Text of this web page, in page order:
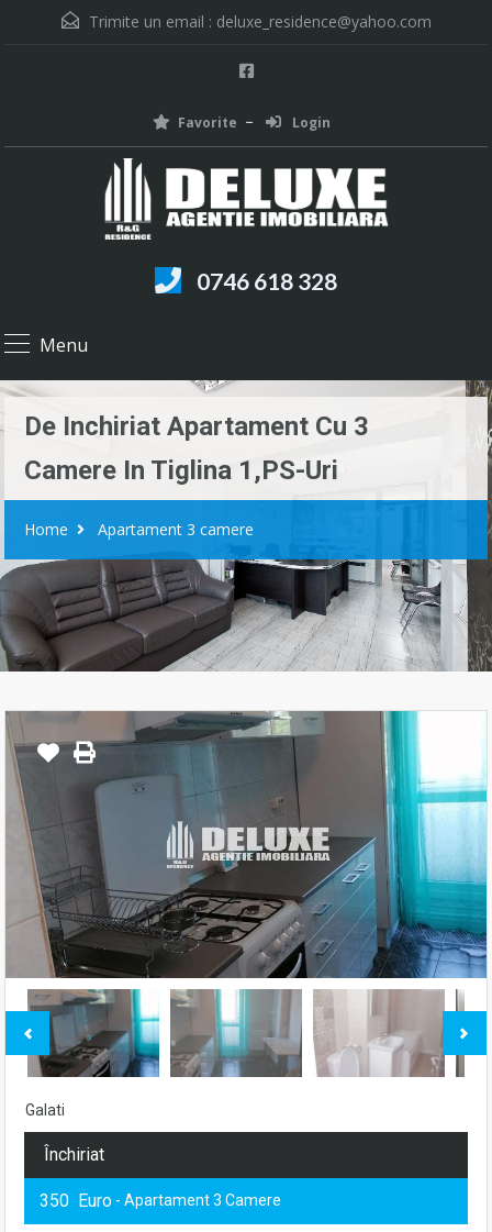
Trimite un email : deluxe_residence@yahoo.com
Favorite Login
0746 618 328
Menu
De Inchiriat Apartament Cu 3
Camere In Tiglina 1,PS-Uri
Home Apartament 3 camere
Galati
Închiriat
350 Euro - Apartament 3 Camere